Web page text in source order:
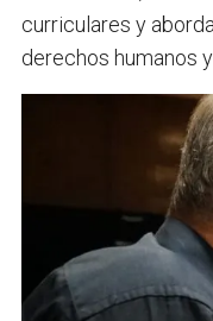
curriculares y
derechos humanos